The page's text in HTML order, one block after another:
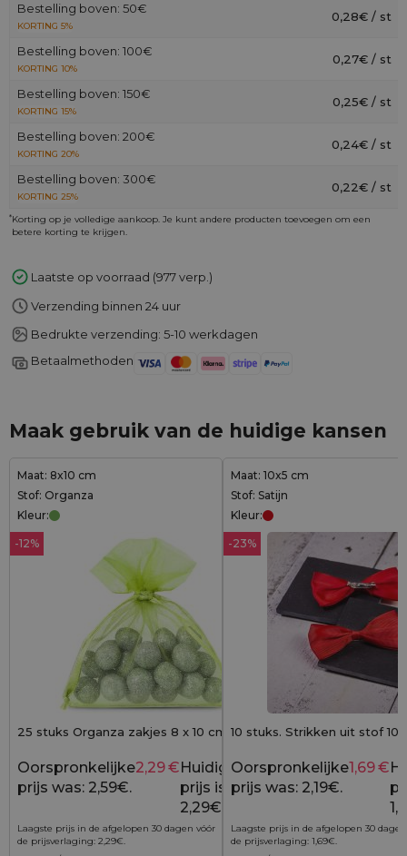
Bestelling boven: 50€
KORTING 5%
0,28€ / st
Bestelling boven: 100€
KORTING 10%
0,27€ / st
Bestelling boven: 150€
KORTING 15%
0,25€ / st
Bestelling boven: 200€
KORTING 20%
0,24€ / st
Bestelling boven: 300€
KORTING 25%
0,22€ / st
*Korting op je volledige aankoop. Je kunt andere producten toevoegen om een
betere korting te krijgen.
Laatste op voorraad (977 verp.)
Verzending binnen 24 uur
Bedrukte verzending: 5-10 werkdagen
Betaalmethoden
Maak gebruik van de huidige kansen
Maat: 8x10 cm
Stof: Organza
Kleur:
-12%
25 stuks Organza zakjes 8 x 10 cm - groen
2,59 €
Oorspronkelijke
prijs was: 2,59€.
2,29€Huidige
prijs is:
2,29€.
Laagste prijs in de afgelopen 30 dagen vóór
de prijsverlaging: 2,29€.
Maat: 10x5 cm
Stof: Satijn
Kleur:
-23%
10 stuks. Strikken uit stof 10
Oorspronkelijke
prijs was: 2,19€.
1,69€
Laagste prijs in de afgelopen 30
de prijsverlaging: 1,69€.